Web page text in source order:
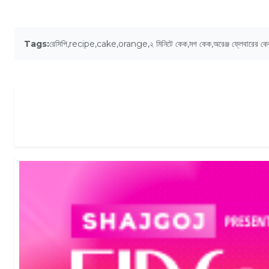
Tags:রেসিপি,recipe,cake,orange,২ মিনিটে কেক,মগ কেক,অরেঞ্জ ফ্লেবারের